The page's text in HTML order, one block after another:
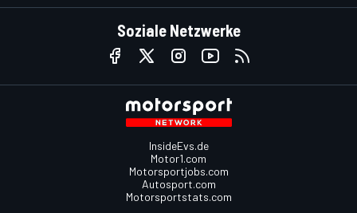
Soziale Netzwerke
InsideEvs.de
Motor1.com
Motorsportjobs.com
Autosport.com
Motorsportstats.com